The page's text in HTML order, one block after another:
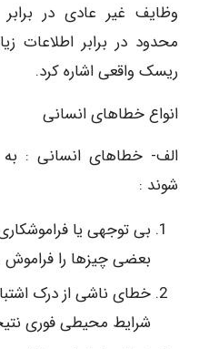
وظایف غیر عادی در
محدود در برابر اطلاعات
ریسک واقعی اشاره کرد.
انواع خطاهای انسانی
شوند :
بی توجهی یا
بعضی چیزها را فراموش
خطای ناشی از درک
شرایط محیطی فوری